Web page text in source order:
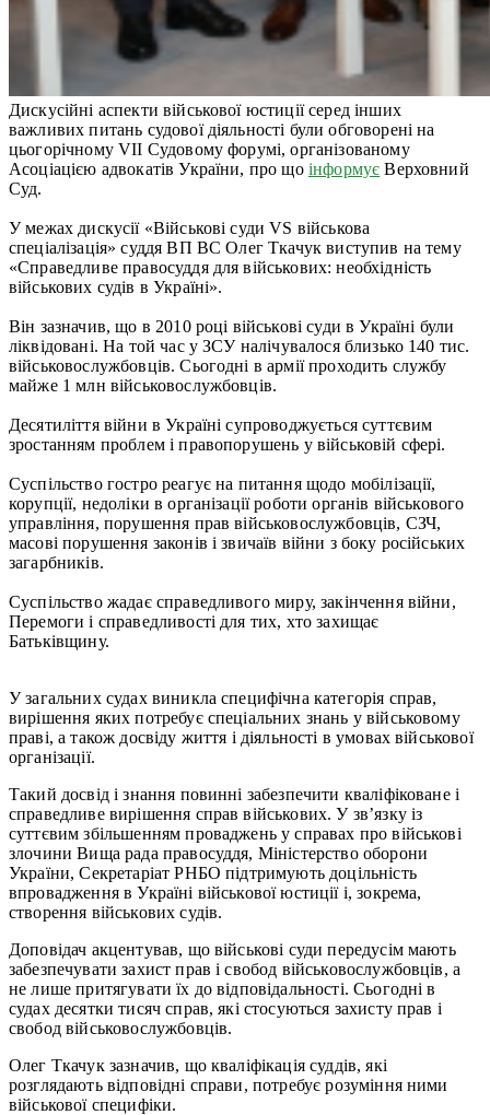
Дискусійні аспекти військової юстиції серед інших
важливих питань судової діяльності були обговорені на
цьогорічному VII Судовому форумі, організованому
Асоціацією адвокатів України, про що інформує Верховний
Суд.
У межах дискусії «Військові суди VS військова
спеціалізація» суддя ВП ВС Олег Ткачук виступив на тему
«Справедливе правосуддя для військових: необхідність
військових судів в Україні».
Він зазначив, що в 2010 році військові суди в Україні були
ліквідовані. На той час у ЗСУ налічувалося близько 140 тис.
військовослужбовців. Сьогодні в армії проходить службу
майже 1 млн військовослужбовців.
Десятиліття війни в Україні супроводжується суттєвим
зростанням проблем і правопорушень у військовій сфері.
Суспільство гостро реагує на питання щодо мобілізації,
корупції, недоліки в організації роботи органів військового
управління, порушення прав військовослужбовців, СЗЧ,
масові порушення законів і звичаїв війни з боку російських
загарбників.
Суспільство жадає справедливого миру, закінчення війни,
Перемоги і справедливості для тих, хто захищає
Батьківщину.
У загальних судах виникла специфічна категорія справ,
вирішення яких потребує спеціальних знань у військовому
праві, а також досвіду життя і діяльності в умовах військової
організації.
Такий досвід і знання повинні забезпечити кваліфіковане і
справедливе вирішення справ військових. У зв’язку із
суттєвим збільшенням проваджень у справах про військові
злочини Вища рада правосуддя, Міністерство оборони
України, Секретаріат РНБО підтримують доцільність
впровадження в Україні військової юстиції і, зокрема,
створення військових судів.
Доповідач акцентував, що військові суди передусім мають
забезпечувати захист прав і свобод військовослужбовців, а
не лише притягувати їх до відповідальності. Сьогодні в
судах десятки тисяч справ, які стосуються захисту прав і
свобод військовослужбовців.
Олег Ткачук зазначив, що кваліфікація суддів, які
розглядають відповідні справи, потребує розуміння ними
військової специфіки.